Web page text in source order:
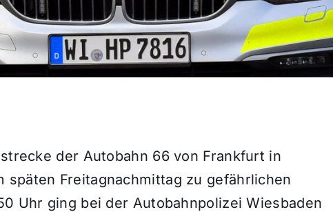
der Autobahn 66 von Frankfurt in
späten Freitagnachmittag zu gefährlichen
Uhr ging bei der Autobahnpolizei Wiesbaden